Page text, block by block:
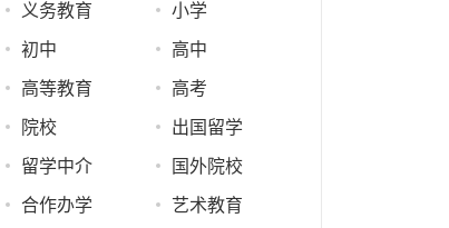
义务教育 小学
初中 高中
高等教育 高考
院校 出国留学
留学中介 国外院校
合作办学 艺术教育